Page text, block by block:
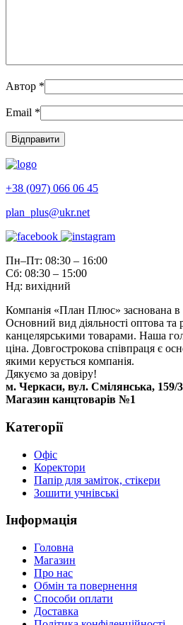
Автор *
Email *
+38 (097) 066 06 45
plan_plus@ukr.net
Пн–Пт: 08:30 – 16:00
Сб: 08:30 – 15:00
Нд: вихідний
Компанія «План Плюс» заснована в
Основний вид діяльності оптова та
канцелярськими товарами. Наша
ціна. Довгострокова співпраця є
якими керується компанія.
Дякуємо за довіру!
м. Черкаси, вул. Смілянська,
Магазин канцтоварів №1
Категорії
Офіс
Коректори
Папір для заміток, стікери
Зошити учнівські
Інформація
Головна
Магазин
Про нас
Обмін та повернення
Способи оплати
Доставка